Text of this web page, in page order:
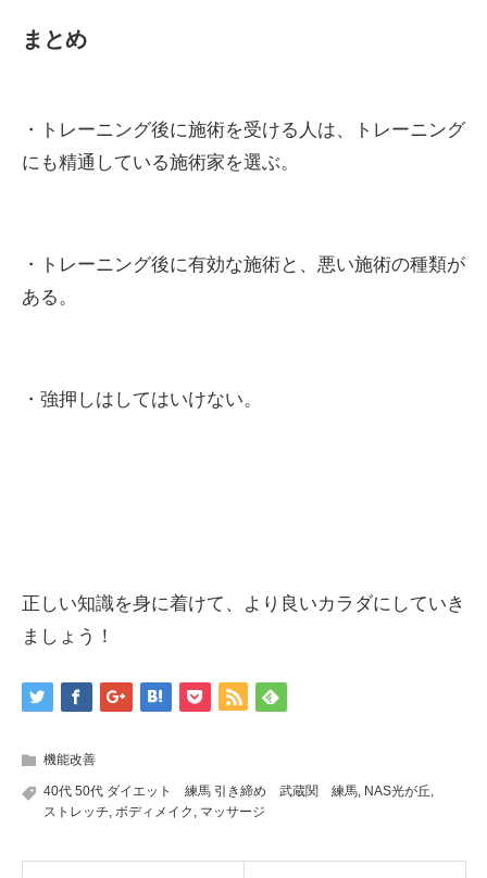
まとめ
・トレーニング後に施術を受ける人は、トレーニング
にも精通している施術家を選ぶ。
・トレーニング後に有効な施術と、悪い施術の種類が
ある。
・強押しはしてはいけない。
正しい知識を身に着けて、より良いカラダにしていき
ましょう！
機能改善
40代 50代 ダイエット 練馬 引き締め 武蔵関 練馬, NAS光が丘,
ストレッチ, ボディメイク , マッサージ